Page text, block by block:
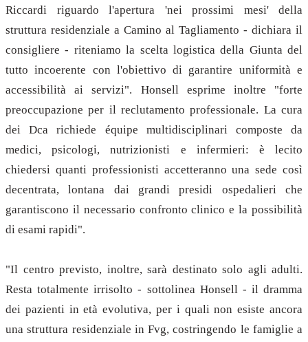
Riccardi riguardo l'apertura 'nei prossimi mesi' della
struttura residenziale a Camino al Tagliamento - dichiara il
consigliere - riteniamo la scelta logistica della Giunta del
tutto incoerente con l'obiettivo di garantire uniformità e
accessibilità ai servizi". Honsell esprime inoltre "forte
preoccupazione per il reclutamento professionale. La cura
dei Dca richiede équipe multidisciplinari composte da
medici, psicologi, nutrizionisti e infermieri: è lecito
chiedersi quanti professionisti accetteranno una sede così
decentrata, lontana dai grandi presidi ospedalieri che
garantiscono il necessario confronto clinico e la possibilità
di esami rapidi".
"Il centro previsto, inoltre, sarà destinato solo agli adulti.
Resta totalmente irrisolto - sottolinea Honsell - il dramma
dei pazienti in età evolutiva, per i quali non esiste ancora
una struttura residenziale in Fvg, costringendo le famiglie a